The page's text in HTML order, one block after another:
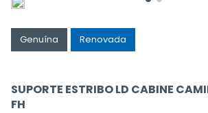
Genuína Renovada
SUPORTE ESTRIBO LD CABINE
FH